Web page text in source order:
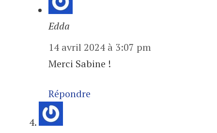
Edda
14 avril 2024 à 3:07 pm
Merci Sabine !
Répondre